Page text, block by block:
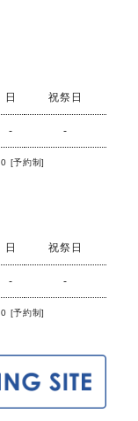
日 祝祭日
- -
[予約制]
日 祝祭日
- -
[予約制]